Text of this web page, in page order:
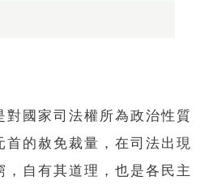
國家司法權所為政治性質
的赦免裁量，在司法出現
自有其道理，也是各民主